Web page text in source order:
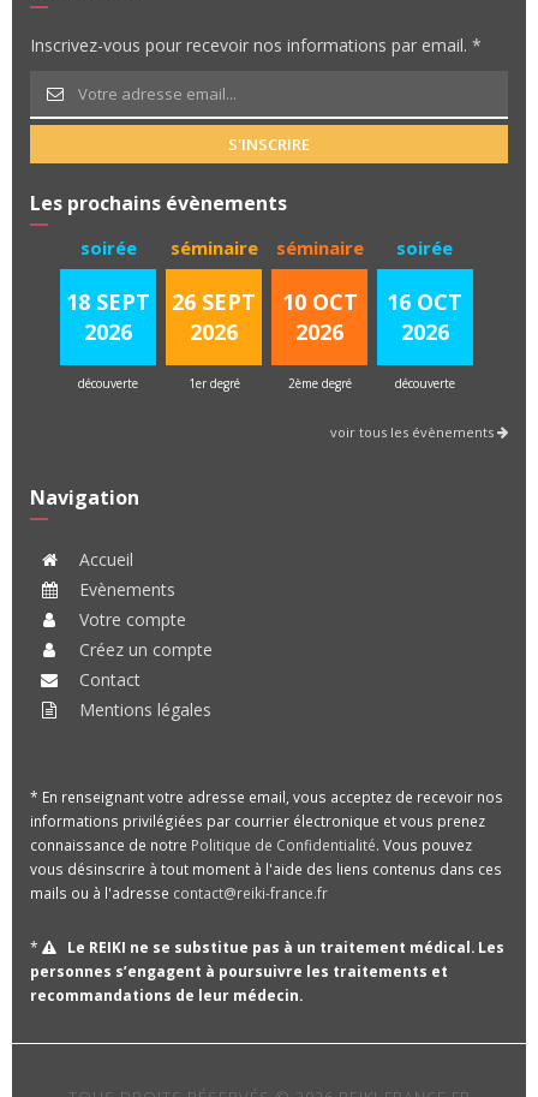
Inscrivez-vous pour recevoir nos informations par email. *
S'INSCRIRE
Les prochains évènements
soirée
18 SEPT
2026
découverte
séminaire
26 SEPT
2026
1er degré
séminaire
10 OCT
2026
2ème degré
soirée
16 OCT
2026
découverte
voir tous les évènements
Navigation
Accueil
Evènements
Votre compte
Créez un compte
Contact
Mentions légales
* En renseignant votre adresse email, vous acceptez de recevoir nos
informations privilégiées par courrier électronique et vous prenez
connaissance de notre Politique de Confidentialité. Vous pouvez
vous désinscrire à tout moment à l'aide des liens contenus dans ces
mails ou à l'adresse contact@reiki-france.fr
*
Le REIKI ne se substitue pas à un traitement médical. Les
personnes s’engagent à poursuivre les traitements et
recommandations de leur médecin.